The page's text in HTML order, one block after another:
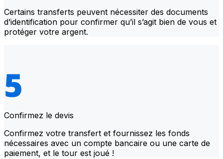
Certains transferts peuvent nécessiter des documents
d’identification pour confirmer qu’il s’agit bien de vous et
protéger votre argent.
Confirmez le devis
Confirmez votre transfert et fournissez les fonds
nécessaires avec un compte bancaire ou une carte de
paiement, et le tour est joué !